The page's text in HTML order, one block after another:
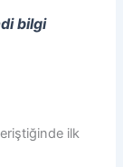
bilgi
ilk